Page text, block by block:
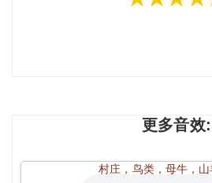
更多音效:
村庄，鸟类，母牛，